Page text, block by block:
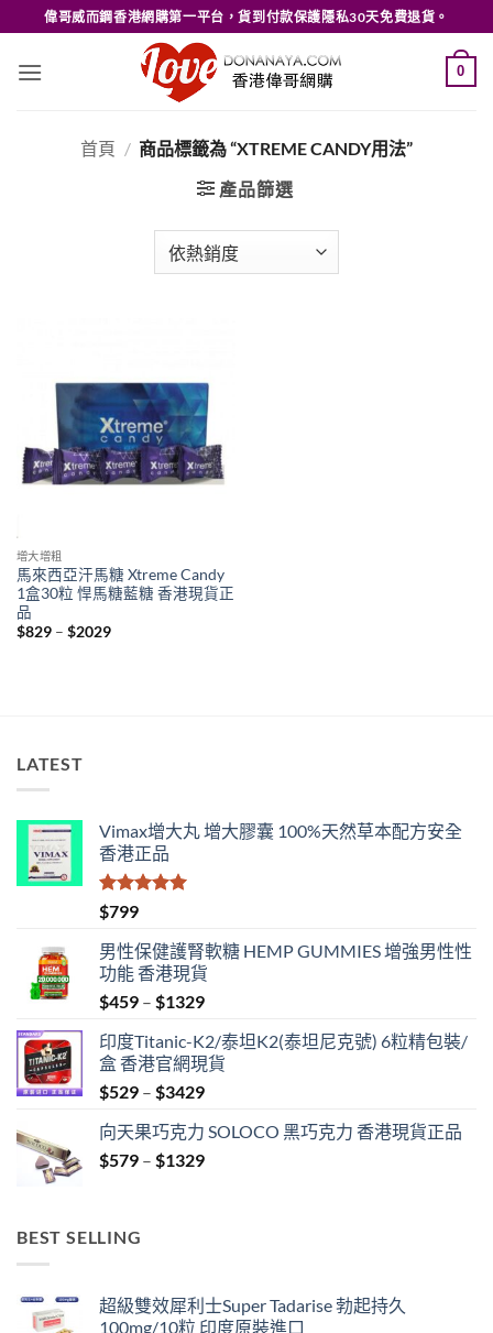
to
content
偉哥威而鋼香港網購第一平台，貨到付款保護隱私30天免費退貨。
0
首頁 / 商品標籤為 “XTREME CANDY用法”
產品篩選
增大增粗
馬來西亞汗馬糖 Xtreme Candy
1盒30粒 悍馬糖藍糖 香港現貨正
品
$829 – $2029Price
LATEST
Vimax增大丸 增大膠囊 100%天然草本配方安全
香港正品
評分
滿分 5
$799
男性保健護腎軟糖 HEMP GUMMIES 增強男性性
功能 香港現貨
$459 – $1329Price
$459
through
$1329
印度Titanic-K2/泰坦K2(泰坦尼克號) 6粒精包裝/
盒 香港官網現貨
$529 – $3429Price
$529
through
向天果巧克力 SOLOCO 黑巧克力 香港現貨正品
$579 – $1329Price
BEST SELLING
超級雙效犀利士Super Tadarise 勃起持久
100mg/10粒 印度原裝進口